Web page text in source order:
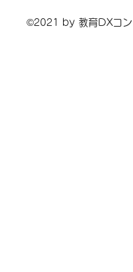
©2021 by 教育DXコン